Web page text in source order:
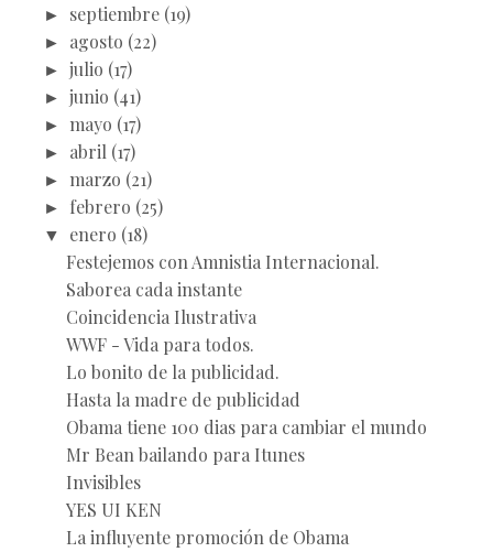
► septiembre (19)
► agosto (22)
► julio (17)
► junio (41)
► mayo (17)
► abril (17)
► marzo (21)
► febrero (25)
▼ enero (18)
Festejemos con Amnistia Internacional.
Saborea cada instante
Coincidencia Ilustrativa
WWF - Vida para todos.
Lo bonito de la publicidad.
Hasta la madre de publicidad
Obama tiene 100 dias para cambiar el mundo
Mr Bean bailando para Itunes
Invisibles
YES UI KEN
La influyente promoción de Obama